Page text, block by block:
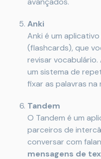
Anki
Anki é um
(flashcards), que
revisar vocabulário.
um sistema de
fixar as palavras na
Tandem
O Tandem é um
parceiros de
conversar com
mensagens de